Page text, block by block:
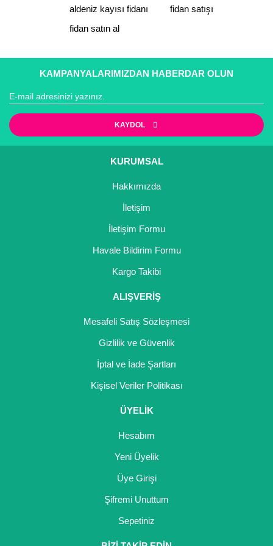
aldeniz kayısı fidanı
fidan satışı
fidan satın al
KAMPANYALARIMIZDAN HABERDAR OLUN
KAYDOL
KURUMSAL
Hakkımızda
İletişim
İletişim Formu
Havale Bildirim Formu
Kargo Takibi
ALIŞVERİŞ
Mesafeli Satış Sözleşmesi
Gizlilik ve Güvenlik
İptal ve İade Şartları
Kişisel Veriler Politikası
ÜYELİK
Hesabım
Yeni Üyelik
Üye Girişi
Şifremi Unuttum
Sepetiniz